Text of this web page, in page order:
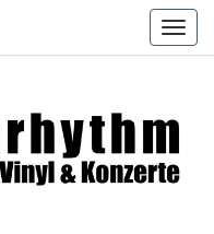
Seit
–